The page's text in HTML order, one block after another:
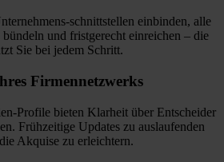
schnittstellen einbinden, alle
und fristgerecht einreichen – die
Sie bei jedem Schritt.
Firmennetzwerks
Profile bieten Klarheit über Entscheider
Frühzeitige Updates zu auslaufenden
Akquise zu erleichtern.